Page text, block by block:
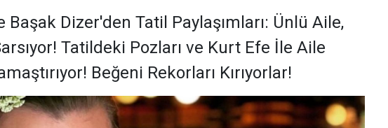
Başak Dizer'den Tatil Paylaşımları: Ünlü Aile,
Tatildeki Pozları ve Kurt Efe İle Aile
Beğeni Rekorları Kırıyorlar!